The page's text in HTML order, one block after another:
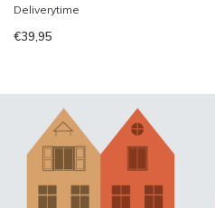
Deliverytime
€39,95